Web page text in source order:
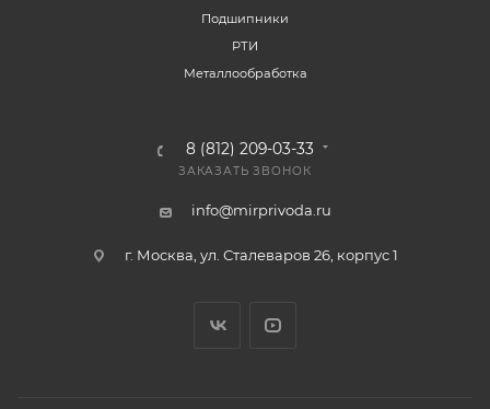
Подшипники
РТИ
Металлообработка
8 (812) 209-03-33
ЗАКАЗАТЬ ЗВОНОК
info@mirprivoda.ru
г. Москва, ул. Сталеваров 26, корпус 1